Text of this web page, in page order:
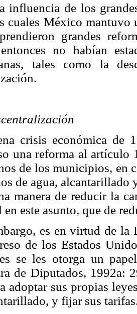
influencia de los
cuales México mantuvo
grandes
no habían
tales como la
crisis económica de
una reforma al
de los municipios, en
de agua, alcantarillado
manera de reducir la
en este asunto, que de
es en virtud de
de los Estados
se les otorga un
de Diputados, 1992a:
adoptar sus propias
y fijar sus